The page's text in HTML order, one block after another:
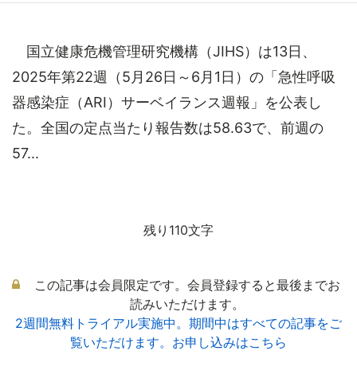
国立健康危機管理研究機構（JIHS）は13日、
2025年第22週（5月26日～6月1日）の「急性呼吸
器感染症（ARI）サーベイランス週報」を公表し
た。全国の定点当たり報告数は58.63で、前週の
57...
残り110文字
この記事は会員限定です。会員登録すると最後までお
読みいただけます。
2週間無料トライアル実施中。期間中はすべての記事をご
覧いただけます。お申し込みはこちら